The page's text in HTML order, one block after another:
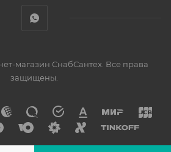
магазин СнабСантех. Все права
защищены.